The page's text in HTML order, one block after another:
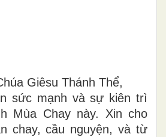
Giêsu Thánh Thể,
sức mạnh và sự kiên trì
Mùa Chay này. Xin cho
chay, cầu nguyện, và từ